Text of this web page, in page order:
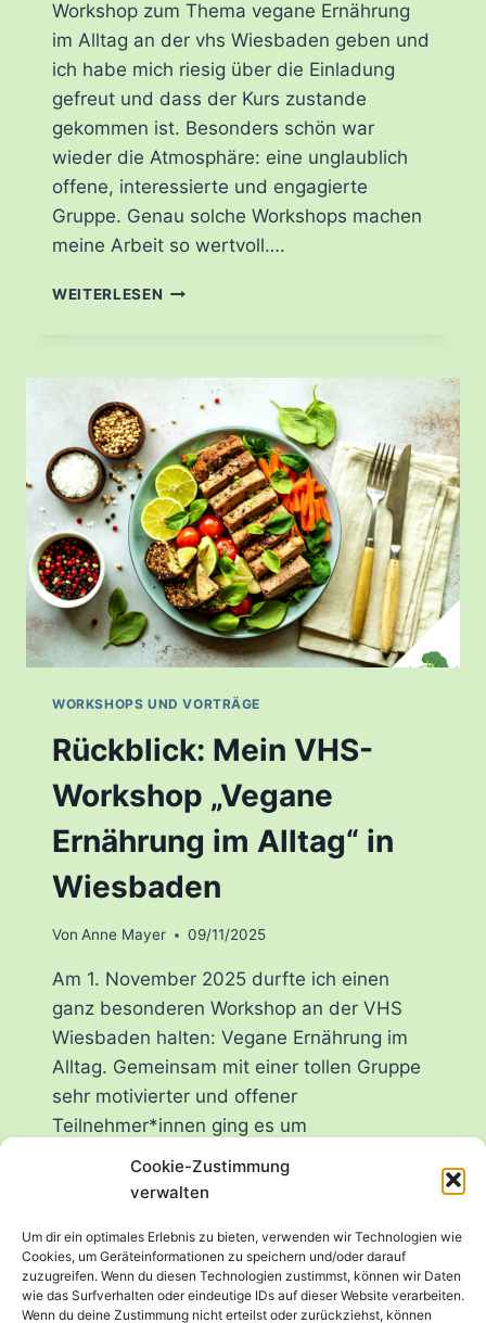
Cookie-Zustimmung
verwalten
Um dir ein optimales Erlebnis zu bieten, verwenden wir Technologien wie
Cookies, um Geräteinformationen zu speichern und/oder darauf
zuzugreifen. Wenn du diesen Technologien zustimmst, können wir Daten
wie das Surfverhalten oder eindeutige IDs auf dieser Website verarbeiten.
Wenn du deine Zustimmung nicht erteilst oder zurückziehst, können
Workshop zum Thema vegane Ernährung
im Alltag an der vhs Wiesbaden geben und
ich habe mich riesig über die Einladung
gefreut und dass der Kurs zustande
gekommen ist. Besonders schön war
wieder die Atmosphäre: eine unglaublich
offene, interessierte und engagierte
Gruppe. Genau solche Workshops machen
meine Arbeit so wertvoll….
WEITERLESEN WORKSHOP
ALLTAG
BEI
DER
VHS
WIESBADEN:
EIN
INSPIRIERENDER
VORMITTAG
WORKSHOPS UND VORTRÄGE
Rückblick: Mein VHS-
Workshop „Vegane
Ernährung im Alltag“ in
Wiesbaden
Von Anne Mayer 09/11/2025
Am 1. November 2025 durfte ich einen
ganz besonderen Workshop an der VHS
Wiesbaden halten: Vegane Ernährung im
Alltag. Gemeinsam mit einer tollen Gruppe
sehr motivierter und offener
Teilnehmer*innen ging es um
alltagstaugliche, gesunde und
bedarfsdeckende pflanzlichen Ernährung.
Sporternährungsworkshops, die sehr
Theorie lastig sind, lebte dieser Workshop
vor allem vom Austausch…